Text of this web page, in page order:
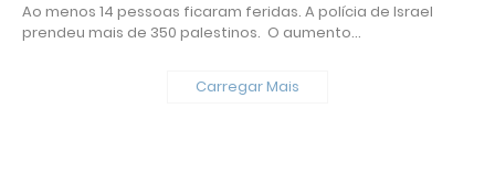
Ao menos 14 pessoas ficaram feridas. A polícia de Israel
prendeu mais de 350 palestinos. O aumento…
Carregar Mais